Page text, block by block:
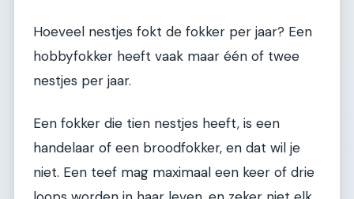
Hoeveel nestjes fokt de fokker per jaar? Een
hobbyfokker heeft vaak maar één of twee
nestjes per jaar.
Een fokker die tien nestjes heeft, is een
handelaar of een broodfokker, en dat wil je
niet. Een teef mag maximaal een keer of drie